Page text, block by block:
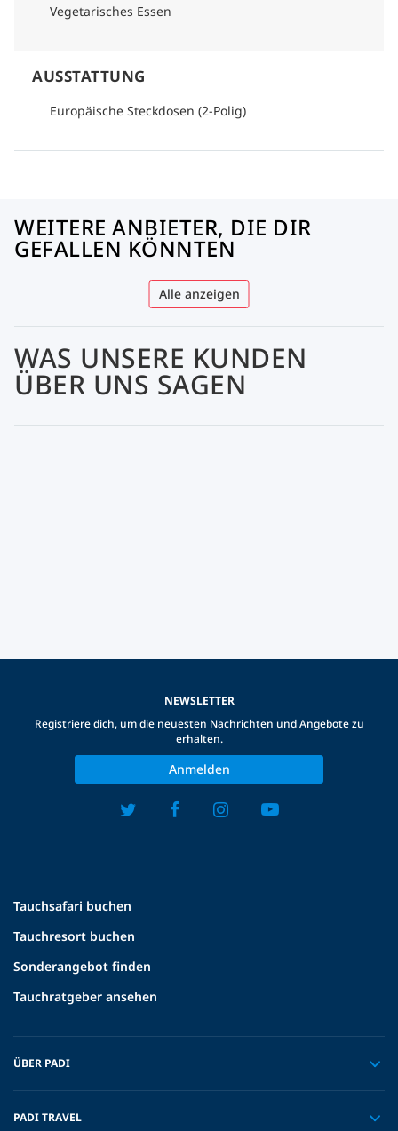
Vegetarisches Essen
AUSSTATTUNG
Europäische Steckdosen (2-Polig)
WEITERE ANBIETER, DIE DIR
GEFALLEN KÖNNTEN
Alle anzeigen
WAS UNSERE KUNDEN
ÜBER UNS SAGEN
Tauchsafari buchen
Tauchresort buchen
Sonderangebot finden
Tauchratgeber ansehen
ÜBER PADI
PADI TRAVEL
NEWSLETTER
Registriere dich, um die neuesten Nachrichten und Angebote zu
erhalten.
Anmelden